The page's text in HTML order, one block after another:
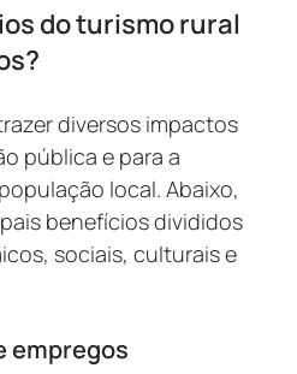
do turismo rural
diversos impactos
pública e para a
local. Abaixo,
benefícios divididos
sociais, culturais e
empregos